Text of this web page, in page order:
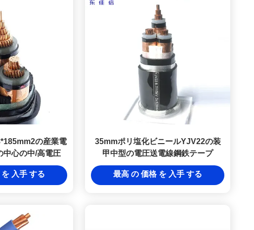
の産業電
中心の中/高電圧
入手 する
35mmポリ塩化ビニールYJV22の装
甲中型の電圧送電線鋼鉄テープ
最高 の 価格 を 入手 する